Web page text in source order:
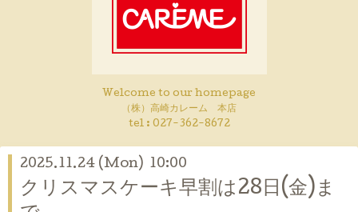
Welcome to our homepage
（株）高崎カレーム 本店
tel : 027-362-8672
2025.11.24 (Mon) 10:00
クリスマスケーキ早割は28日(金)ま